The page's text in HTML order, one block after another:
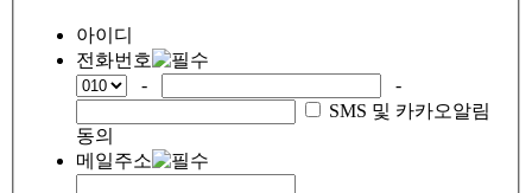
아이디
전화번호
-
-
SMS 및 카카오알림
동의
메일주소